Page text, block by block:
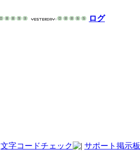
ログ
文字コードチェック サポート掲示板